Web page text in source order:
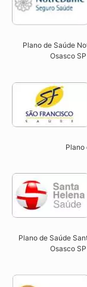
Plano de Saúde
Osasco SP​
Plano
Plano de Saúde
Osasco SP​